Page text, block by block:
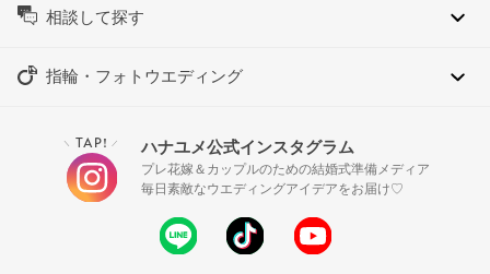
相談して探す
指輪・フォトウエディング
＼ TAP! ／ ハナユメ公式インスタグラム
プレ花嫁＆カップルのための結婚式準備メディア
毎日素敵なウエディングアイデアをお届け♡